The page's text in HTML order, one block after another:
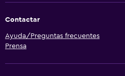
Contactar
Ayuda/Preguntas frecuentes
Prensa